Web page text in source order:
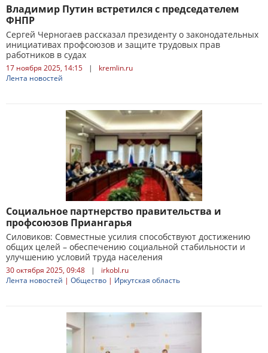
Владимир Путин встретился с председателем
ФНПР
Сергей Черногаев рассказал президенту о законодательных
инициативах профсоюзов и защите трудовых прав
работников в судах
17 ноября 2025, 14:15 |
kremlin.ru
Лента новостей
Социальное партнерство правительства и
профсоюзов Приангарья
Силовиков: Совместные усилия способствуют достижению
общих целей – обеспечению социальной стабильности и
улучшению условий труда населения
30 октября 2025, 09:48 |
irkobl.ru
Лента новостей | Общество | Иркутская область